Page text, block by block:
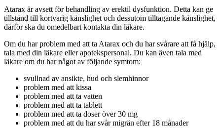
Atarax är avsett för behandling av erektil dysfunktion. Detta kan ge
tillstånd till kortvarig känslighet och dessutom tilltagande känslighet,
därför ska du omedelbart kontakta din läkare.
Om du har problem med att ta Atarax och du har svårare att få hjälp,
tala med din läkare eller apotekspersonal. Du kan även tala med
läkare om du har något av följande symtom:
svullnad av ansikte, hud och slemhinnor
problem med att kissa
problem med att ta vatten
problem med att ta tablett
problem med att ta doser över 30 mg
problem med att du har svår migrän efter 18 månader